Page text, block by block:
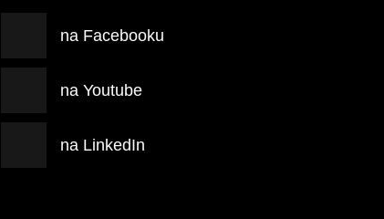
na Facebooku
na Youtube
na LinkedIn